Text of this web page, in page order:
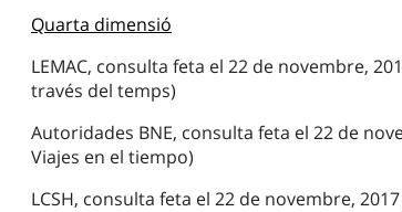
Quarta dimensió
LEMAC, consulta feta el 22 de novembre,
través del temps)
Autoridades BNE, consulta feta el 22 de
Viajes en el tiempo)
LCSH, consulta feta el 22 de novembre,